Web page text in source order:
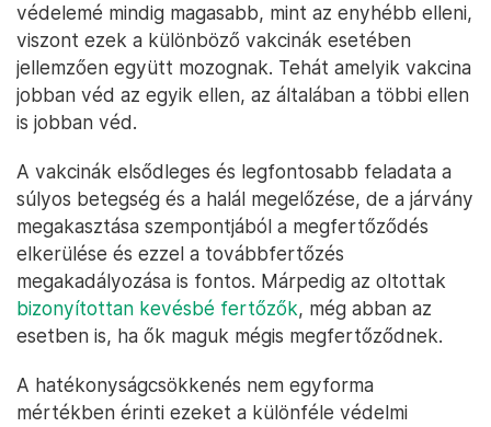
védelemé mindig magasabb, mint az enyhébb elleni,
viszont ezek a különböző vakcinák esetében
jellemzően együtt mozognak. Tehát amelyik vakcina
jobban véd az egyik ellen, az általában a többi ellen
is jobban véd.
A vakcinák elsődleges és legfontosabb feladata a
súlyos betegség és a halál megelőzése, de a járvány
megakasztása szempontjából a megfertőződés
elkerülése és ezzel a továbbfertőzés
megakadályozása is fontos. Márpedig az oltottak
bizonyítottan kevésbé fertőzők, még abban az
esetben is, ha ők maguk mégis megfertőződnek.
A hatékonyságcsökkenés nem egyforma
mértékben érinti ezeket a különféle védelmi